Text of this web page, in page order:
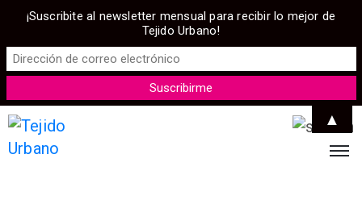
¡Suscribite al newsletter mensual para recibir lo mejor de
Tejido Urbano!
▲